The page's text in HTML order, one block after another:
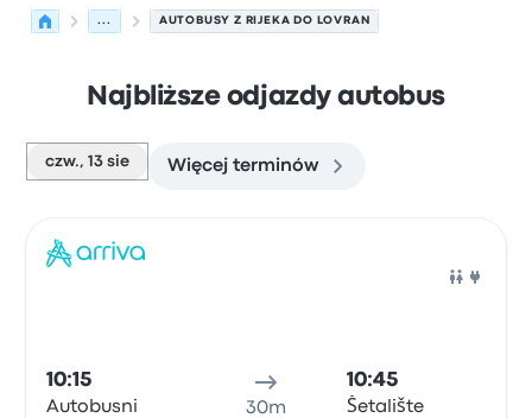
... AUTOBUSY Z RIJEKA DO LOVRAN
Najbliższe odjazdy autobus
czw., 13 sie Więcej terminów
10:15
Autobusni
30m
10:45
Šetalište